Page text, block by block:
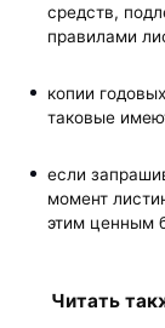
средств,
правилами
копии
таковые
если
момент
этим ценным
Читать